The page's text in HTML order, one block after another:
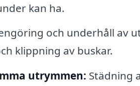
kan ha.
och underhåll av
klippning av buskar.
utrymmen: Städning